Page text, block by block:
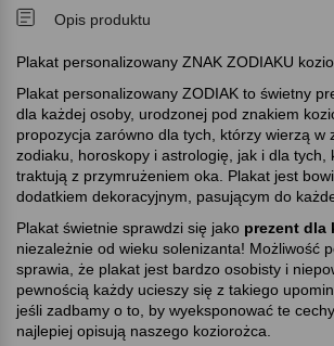
Opis produktu
Plakat personalizowany ZNAK ZODIAKU
Plakat personalizowany ZODIAK to świetny
dla każdej osoby, urodzonej pod znakiem
propozycja zarówno dla tych, którzy wierzą w
zodiaku, horoskopy i astrologię, jak i dla tych,
traktują z przymrużeniem oka. Plakat jest
dodatkiem dekoracyjnym, pasującym do
Plakat świetnie sprawdzi się jako prezent dla
niezależnie od wieku solenizanta! Możliwość
sprawia, że plakat jest bardzo osobisty i
pewnością każdy ucieszy się z takiego
jeśli zadbamy o to, by wyeksponować te
najlepiej opisują naszego koziorożca.